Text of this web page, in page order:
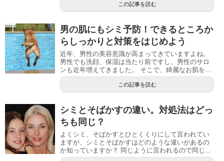
この記事を読む
男の肌にもシミ予防！できるところか
らしっかりと対策をはじめよう
近年、男性の美容意識が高まってきていますよね。
男性でも洗顔、保湿は当たり前ですし、男性のサロ
ンも近年増えてきました。 そこで、綺麗なお肌を...
この記事を読む
シミとそばかすの違い。対処法はどっ
ちも同じ？
よくシミ、そばかすとひとくくりにして言われてい
ますが、シミとそばかすはどのような違いがあるの
か知っていますか？ 同じように言われるので同じ...